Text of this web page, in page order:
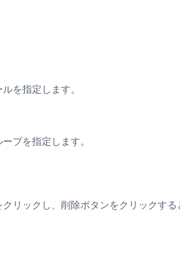
を指定します。
プを指定します。
リックし、削除ボタンをクリックす